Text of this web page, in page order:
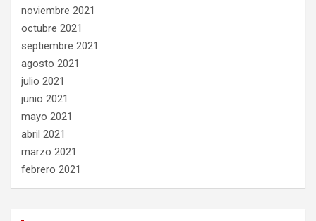
noviembre 2021
octubre 2021
septiembre 2021
agosto 2021
julio 2021
junio 2021
mayo 2021
abril 2021
marzo 2021
febrero 2021